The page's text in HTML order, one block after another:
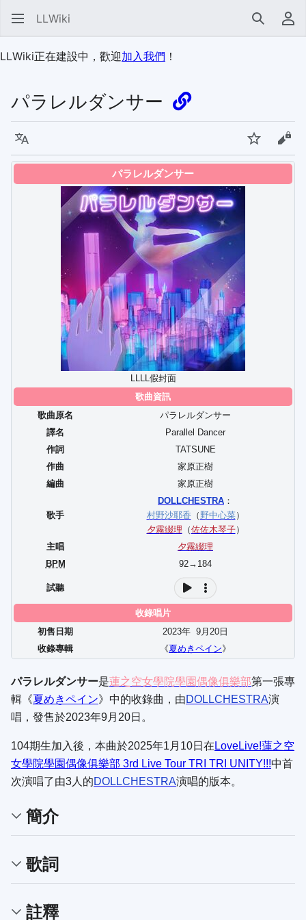
LLWiki 搜尋 使
LLWiki正在建設中，歡迎加入我們 ！
パラレルダンサー
語言 監視 檢
パラレルダンサー
LLLL假封面
歌曲資訊
歌曲原名
パラレルダンサー
譯名
Parallel Dancer
作詞
TATSUNE
作曲
家原正樹
編曲
家原正樹
歌手
DOLLCHESTRA ：
村野沙耶香 （ 野中心菜）
夕霧綴理 （佐佐木琴子）
主唱
夕霧綴理
BPM
92→184
試聽
收錄唱片
初售日期
2023年 9月 20 日
收錄專輯
《夏めきペイン》
パラレルダンサー是蓮之空女學院學園偶像俱樂部第一張專
輯《夏めきペイン》中的收錄曲，由DOLLCHESTRA演
唱，發售於2023年9月20日。
104期生加入後，本曲於2025年1月10日在 LoveLive!蓮之空
女學院學園偶像俱樂部 3rd Live Tour TRI TRI UNITY!!!中首
次演唱了由3人的DOLLCHESTRA演唱的版本。
簡介
歌詞
註釋